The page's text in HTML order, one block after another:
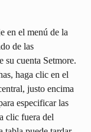
en el menú de la
de las
su cuenta Setmore.
haga clic en el
justo encima
especificar las
clic fuera del